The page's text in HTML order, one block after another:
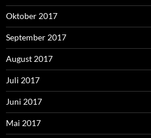
Oktober 2017
September 2017
August 2017
Juli 2017
Juni 2017
Mai 2017